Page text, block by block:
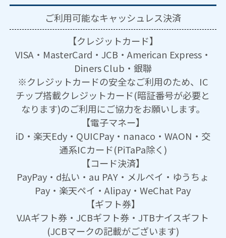
ご利用可能なキャッシュレス決済
【クレジットカード】
VISA・MasterCard・JCB・American Express・
Diners Club・銀聯
※クレジットカードの安全なご利用のため、IC
チップ搭載クレジットカード(暗証番号が必要と
なります)のご利用にご協力をお願いします。
【電子マネー】
iD・楽天Edy・QUICPay・nanaco・WAON・交
通系ICカード(PiTaPa除く)
【コード決済】
PayPay・d払い・au PAY・メルペイ・ゆうちょ
Pay・楽天ペイ・Alipay・WeChat Pay
【ギフト券】
VJAギフト券・JCBギフト券・JTBナイスギフト
(JCBマークの記載がございます)